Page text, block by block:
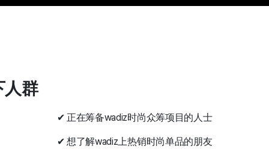
人群
✔ 正在筹备wadiz时尚众筹项目的人士
✔ 想了解wadiz上热销时尚单品的朋友